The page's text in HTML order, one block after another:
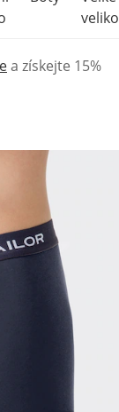
a získejte 15%